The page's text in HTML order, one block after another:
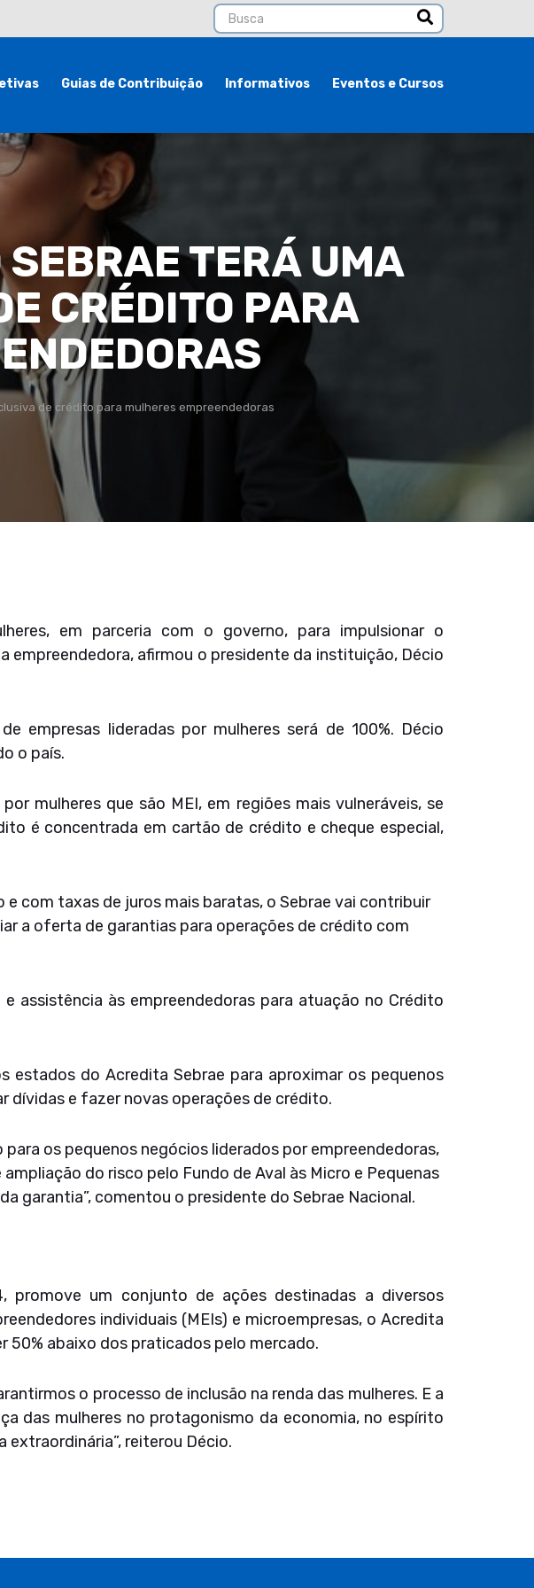
Guias de Contribuição Informativos Eventos e Cursos
TERÁ UMA
CRÉDITO PARA
de crédito para mulheres empreendedoras
em parceria com o governo, para impulsionar o
empreendedora, afirmou o presidente da instituição, Décio
empresas lideradas por mulheres será de 100%. Décio
o país.
mulheres que são MEI, em regiões mais vulneráveis, se
é concentrada em cartão de crédito e cheque especial,
com taxas de juros mais baratas, o Sebrae vai contribuir
a oferta de garantias para operações de crédito com
assistência às empreendedoras para atuação no Crédito
do Acredita Sebrae para aproximar os pequenos
dívidas e fazer novas operações de crédito.
os pequenos negócios liderados por empreendedoras,
do risco pelo Fundo de Aval às Micro e Pequenas
garantia”, comentou o presidente do Sebrae Nacional.
promove um conjunto de ações destinadas a diversos
individuais (MEIs) e microempresas, o Acredita
50% abaixo dos praticados pelo mercado.
o processo de inclusão na renda das mulheres. E a
das mulheres no protagonismo da economia, no espírito
reiterou Décio.